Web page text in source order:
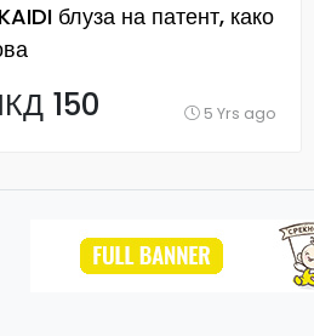
блуза на патент, како
150 5 Yrs ago